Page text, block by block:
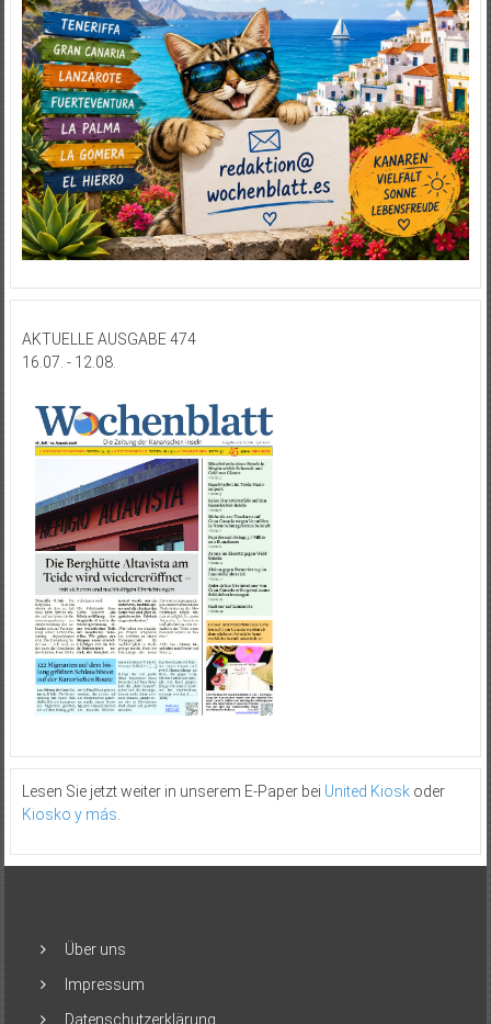
AKTUELLE AUSGABE 474
16.07. - 12.08.
Lesen Sie jetzt weiter in unserem E-Paper bei United Kioskoder
Kiosko y más
Über uns
Impressum
Datenschutzerklärung